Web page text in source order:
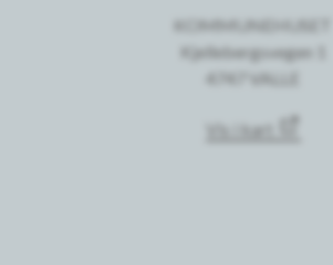
KOMMUNEHUSET
Kjellebergsvegen 1
4747 VALLE
Vis i kart